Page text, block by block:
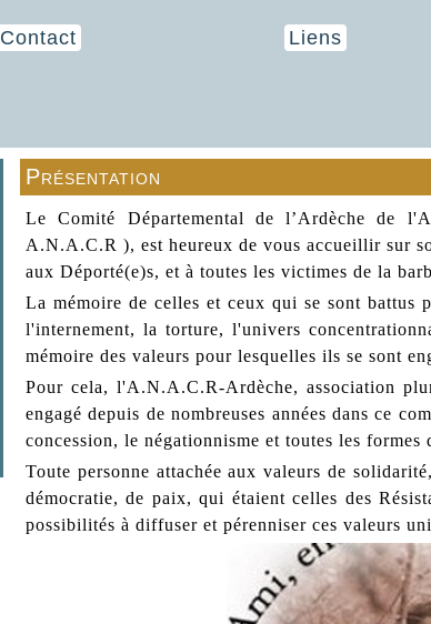
Contact Liens
Présentation
Le Comité Départemental de l’Ardèche de
A.N.A.C.R ), est heureux de vous accueillir sur
aux Déporté(e)s, et à toutes les victimes de la
La mémoire de celles et ceux qui se sont battus
l'internement, la torture, l'univers
mémoire des valeurs pour lesquelles ils se sont
Pour cela, l'A.N.A.C.R-Ardèche, association
engagé depuis de nombreuses années dans ce
concession, le négationnisme et toutes les
Toute personne attachée aux valeurs de
démocratie, de paix, qui étaient celles des
possibilités à diffuser et pérenniser ces valeurs